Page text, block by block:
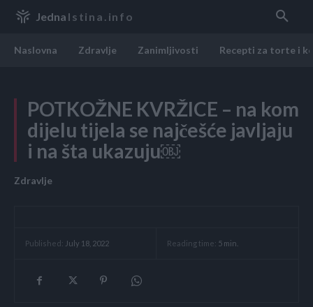
Jedna Istina.info
Naslovna Zdravlje Zanimljivosti Recepti za torte i
POTKOŽNE KVRŽICE – na kom
dijelu tijela se najčešće javljaju
i na šta ukazuju￼
Zdravlje
Published: July 18, 2022 Reading time: 5 min.